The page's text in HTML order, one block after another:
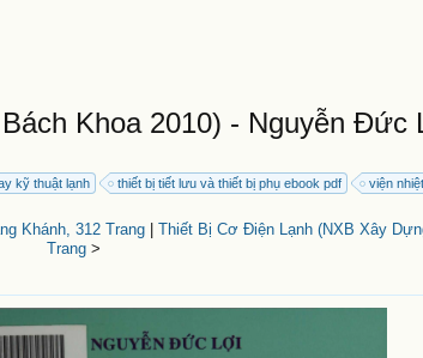
Khoa 2010) - Nguyễn Đức
kỹ thuật lạnh thiết bị tiết lưu và thiết bị phụ ebook pdf viện
Khánh, 312 Trang| Thiết Bị Cơ Điện Lạnh (NXB Xây
Trang>